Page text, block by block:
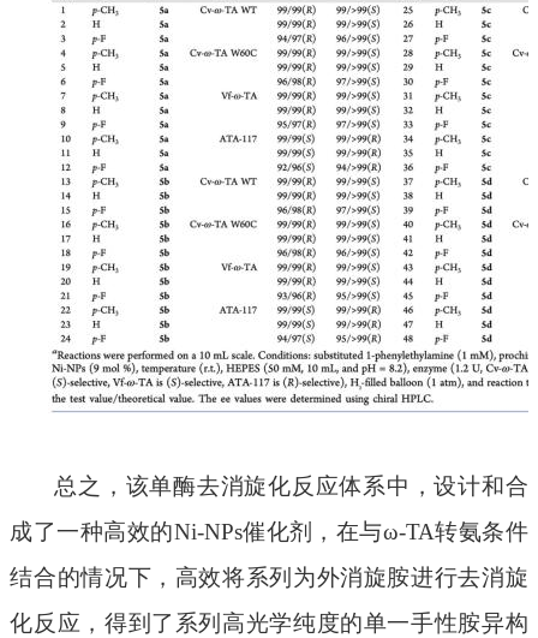
总之， 该单酶去消旋化反应体系中，设计和合
成了一种高效的Ni-NPs催化剂，在与ω-TA转氨条件
结合的情况下， 高效将系列 为外消旋胺进行去消旋
化反应，得到了系列高光学纯度的单一手性胺异构